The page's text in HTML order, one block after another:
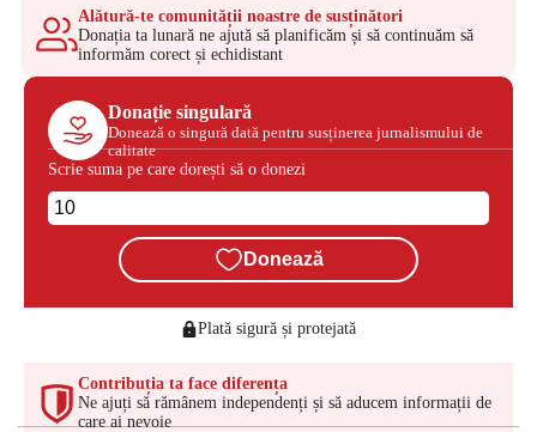
Alătură-te comunității noastre de susținători
Donația ta lunară ne ajută să planificăm și să continuăm să
informăm corect și echidistant
Donație singulară
Donează o singură dată pentru susținerea jurnalismului de
calitate
Scrie suma pe care dorești să o donezi
Donează
Plată sigură și protejată
Contribuția ta face diferența
Ne ajuți să rămânem independenți și să aducem informații de
care ai nevoie